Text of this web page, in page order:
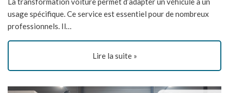
usage spécifique. Ce service est essentiel pour de nombreux
professionnels. Il…
Lire la suite »